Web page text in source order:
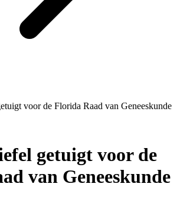
voor de Florida Raad van Geneeskunde
getuigt voor de
van Geneeskunde